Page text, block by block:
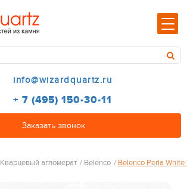
info@wizardquartz.ru
+ 7 (495) 150-30-11
Заказать звонок
Кварцевый агломерат / Belenco / Belenco Perla White